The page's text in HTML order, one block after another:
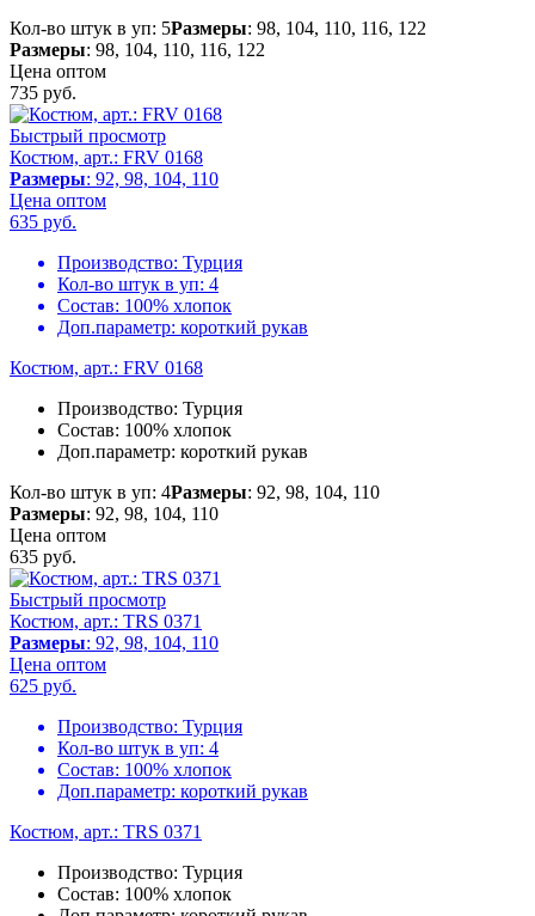
Кол-во штук в уп: 5Размеры: 98, 104, 110, 116, 122
Размеры: 98, 104, 110, 116, 122
Цена оптом
735 руб.
Быстрый просмотр
Костюм, арт.: FRV 0168
Размеры: 92, 98, 104, 110
Цена оптом
635 руб.
Производство: Турция
Кол-во штук в уп: 4
Состав: 100% хлопок
Доп.параметр: короткий рукав
Костюм, арт.: FRV 0168
Производство: Турция
Состав: 100% хлопок
Доп.параметр: короткий рукав
Кол-во штук в уп: 4Размеры: 92, 98, 104, 110
Размеры: 92, 98, 104, 110
Цена оптом
635 руб.
Быстрый просмотр
Костюм, арт.: TRS 0371
Размеры: 92, 98, 104, 110
Цена оптом
625 руб.
Производство: Турция
Кол-во штук в уп: 4
Состав: 100% хлопок
Доп.параметр: короткий рукав
Костюм, арт.: TRS 0371
Производство: Турция
Состав: 100% хлопок